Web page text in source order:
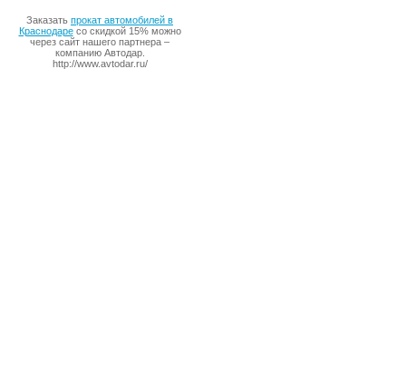
Заказать прокат автомобилей в
Краснодаресо скидкой 15% можно
через сайт нашего партнера –
компанию Автодар.
http://www.avtodar.ru/